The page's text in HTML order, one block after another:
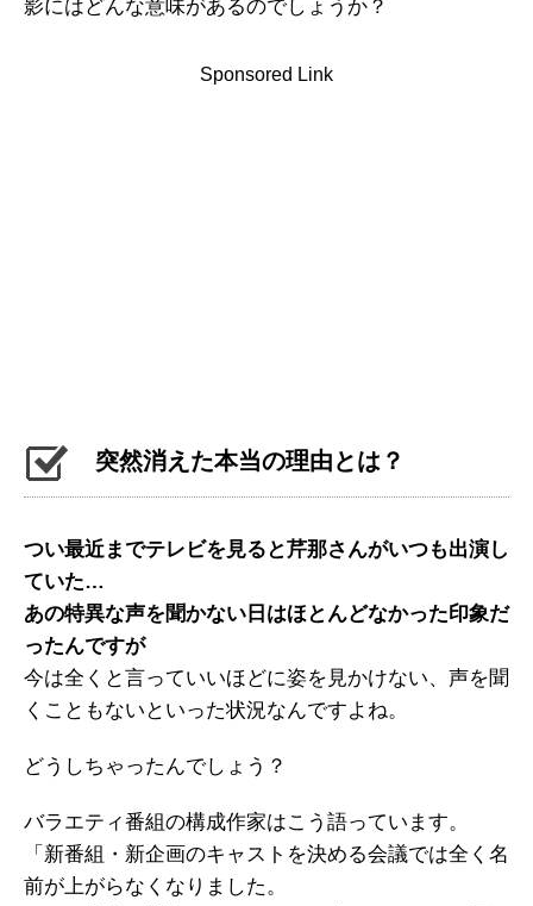
影にはどんな意味があるのでしょうか？
Sponsored Link
突然消えた本当の理由とは？
つい最近までテレビを見ると芹那さんがいつも出演し
ていた…
あの特異な声を聞かない日はほとんどなかった印象だ
ったんですが
今は全くと言っていいほどに姿を見かけない、声を聞
くこともないといった状況なんですよね。
どうしちゃったんでしょう？
バラエティ番組の構成作家はこう語っています。
「新番組・新企画のキャストを決める会議では全く名
前が上がらなくなりました。